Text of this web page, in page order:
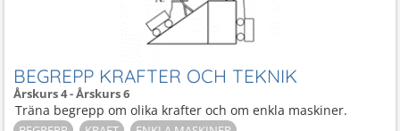
BEGREPP KRAFTER OCH TEKNIK
Årskurs 4 - Årskurs 6
Träna begrepp om olika krafter och om enkla maskiner.